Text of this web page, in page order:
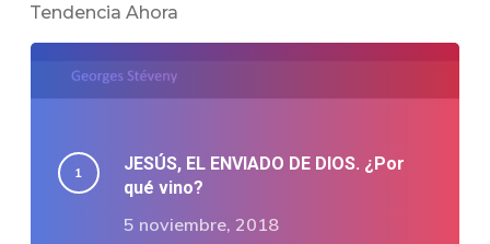
Tendencia Ahora
JESÚS, EL ENVIADO DE DIOS. ¿Por
qué vino?
5 noviembre, 2018